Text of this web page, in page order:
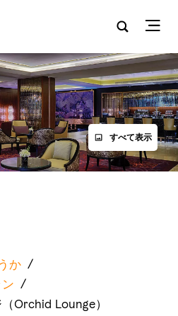
すべて表示
か /
/
Orchid Lounge）